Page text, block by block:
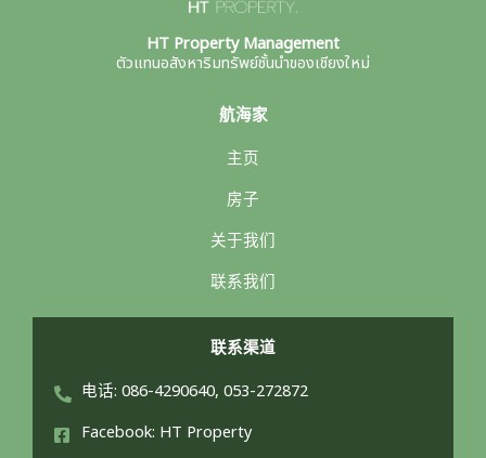
HT Property Management
ตัวแทนอสังหาริมทรัพย์ชั้นนำของเชียงใหม่
航海家
主页
房子
关于我们
联系我们
联系渠道
电话: 086-4290640, 053-272872
Facebook: HT Property